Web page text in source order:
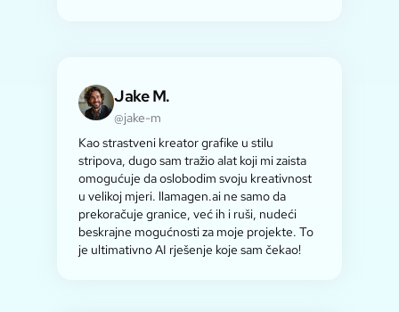
Jake M.
@jake-m
Kao strastveni kreator grafike u stilu
stripova, dugo sam tražio alat koji mi zaista
omogućuje da oslobodim svoju kreativnost
u velikoj mjeri. llamagen.ai ne samo da
prekoračuje granice, već ih i ruši, nudeći
beskrajne mogućnosti za moje projekte. To
je ultimativno AI rješenje koje sam čekao!